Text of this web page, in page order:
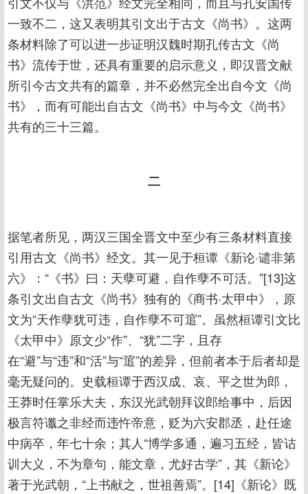
一致不二，这又表明其引文出于古文《尚书》。这两
条材料除了可以进一步证明汉魏时期孔传古文《尚
书》流传于世，还具有重要的启示意义，即汉晋文献
所引今古文共有的篇章，并不必然完全出自今文《尚
书》，而有可能出自古文《尚书》中与今文《尚书》
共有的三十三篇。
二
据笔者所见，两汉三国全晋文中至少有三条材料直接
引用古文《尚书》经文。其一见于桓谭《新论·谴非第
六》：“《书》曰：天孽可避，自作孽不可活。”[13]这
条引文出自古文《尚书》独有的《商书·太甲中》，原
文为“天作孽犹可违，自作孽不可逭”。虽然桓谭引文比
《太甲中》原文少“作”、“犹”二字，且存
在“避”与“违”和“活”与“逭”的差异，但前者本于后者却是
毫无疑问的。史载桓谭于西汉成、哀、平之世为郎，
王莽时任掌乐大夫，东汉光武朝拜议郎给事中，后因
极言符谶之非经而违忤帝意，贬为六安郡丞，赴任途
中病卒，年七十余；其人“博学多通，遍习五经，皆诂
训大义，不为章句，能文章，尤好古学”，其《新论》
著于光武朝，“上书献之，世祖善焉”。[14]《新论》既